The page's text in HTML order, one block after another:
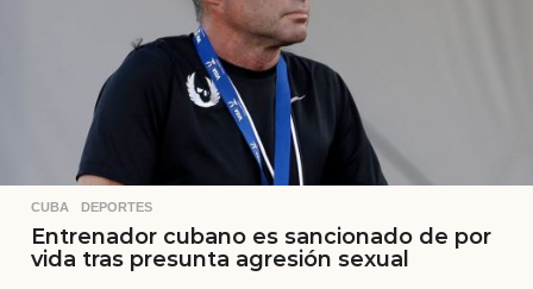
CUBA ,DEPORTES
Entrenador cubano es sancionado de por
vida tras presunta agresión sexual